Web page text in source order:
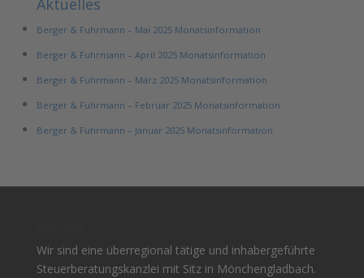
Berger & Fuhrmann – Mai 2025 Monatsinformation
Berger & Fuhrmann – April 2025 Monatsinformation
Berger & Fuhrmann – März 2025 Monatsinformation
Berger & Fuhrmann – Februar 2025 Monatsinformation
Berger & Fuhrmann – Januar 2025 Monatsinformation
Wir sind eine überregional tätige und inhabergeführte
Steuerberatungskanzlei mit Sitz in Mönchengladbach.